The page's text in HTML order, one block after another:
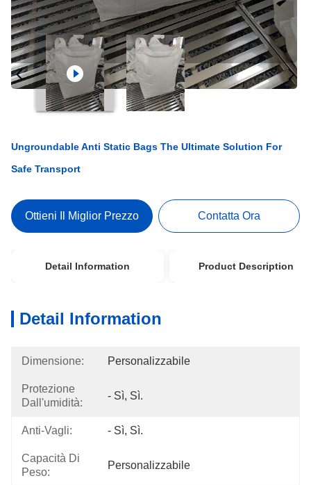
Ungroundable Anti Static Bags The Ultimate Solution For
Safe Transport
Ottieni Il Miglior Prezzo Contatta Ora
Detail Information Product Description
Detail Information
Dimensione: Personalizzabile
Protezione
Dall'umidità:
- Sì, Sì.
Anti-Vagli: - Sì, Sì.
Capacità Di
Peso:
Personalizzabile